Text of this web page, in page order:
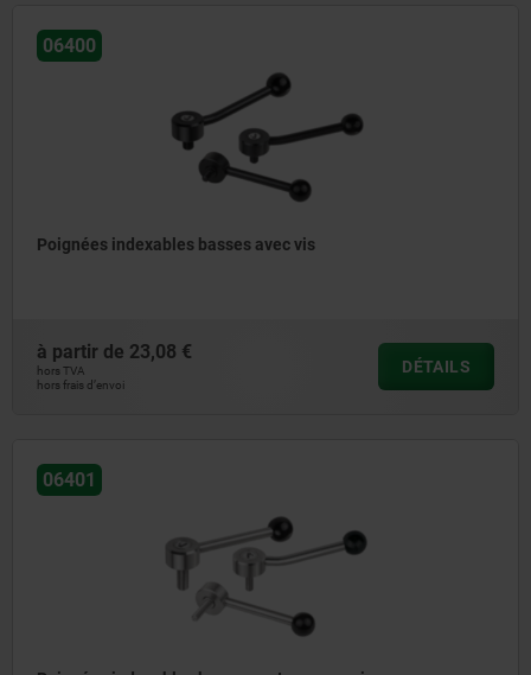
06400
Poignées indexables basses avec vis
à partir de 23,08 €
hors TVA
hors frais d’envoi
DÉTAILS
06401